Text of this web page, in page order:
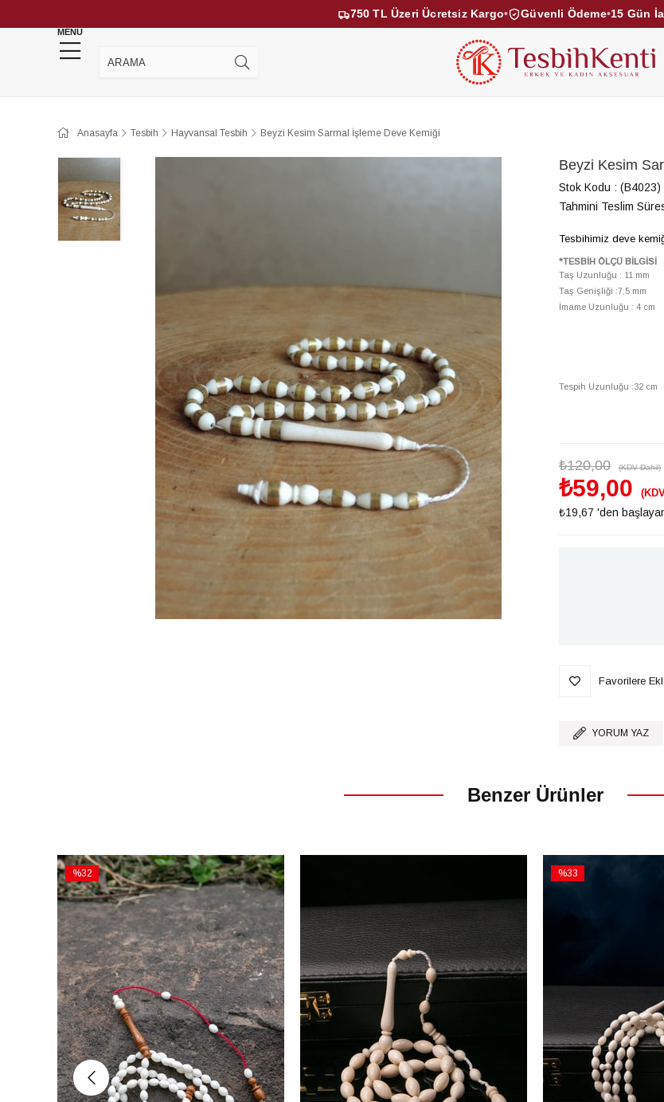
750 TL Üzeri Ücretsiz Kargo• Güvenli Ödeme•15 Gün
MENU
KEHRİBAR TESBİHLER KUKA TESBİHLER
Anasayfa Tesbih Hayvansal Tesbih Beyzi Kesim Sarmal İşleme Deve Kemiği
Beyzi Kesim
Stok Kodu
(B4023)
Tahmini Teslim
Tesbihimiz deve
*TESBİH ÖLÇÜ BİLGİSİ
Taş Uzunluğu : 11 mm
Taş Genişliği :7,5 mm
İmame Uzunluğu : 4 cm
Tespih Uzunluğu :32 cm
₺120,00 (KDV Dahil)
₺59,00
₺19,67 'den
Favorilere
YORUM YAZ
Benzer Ürünler
%32
İndirim
%32İndirim
%33